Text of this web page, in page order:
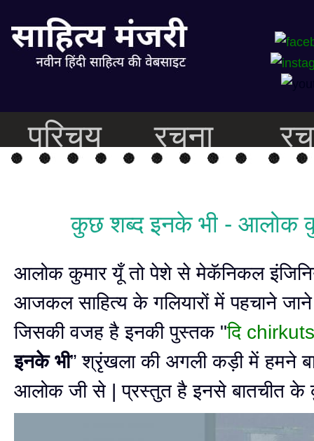
परिचय रचना
कुछ शब्द इनके भी - आलोक
आलोक कुमार यूँ तो पेशे से मेकॅनिकल
आजकल साहित्य के गलियारों में पहचाने
जिसकी वजह है इनकी पुस्तक "दि chirkuts
इनके भी” श्रृंखला की अगली कड़ी में हमने
आलोक जी से | प्रस्तुत है इनसे बातचीत